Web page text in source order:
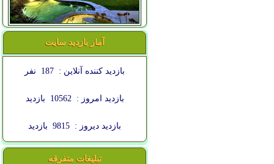
آمار بازدید سایت
بازدید کننده آنلاین : 187 نفر
بازدید امروز : 10562 بازدید
بازدید دیروز : 9815 بازدید
تبلیغات متفرقه